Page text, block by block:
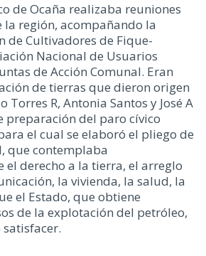
de Ocaña realizaba reuniones
la región, acompañando la
de Cultivadores de Fique-
Nacional de Usuarios
de Acción Comunal. Eran
de tierras que dieron origen
Torres R, Antonia Santos y José A
preparación del paro cívico
el cual se elaboró el pliego de
que contemplaba
derecho a la tierra, el arreglo
la vivienda, la salud, la
el Estado, que obtiene
de la explotación del petróleo,